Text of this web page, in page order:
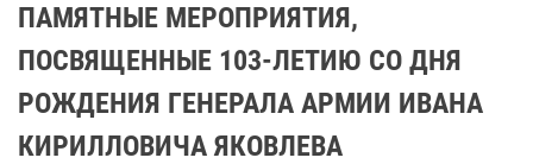
ПАМЯТНЫЕ МЕРОПРИЯТИЯ,
ПОСВЯЩЕННЫЕ 103-ЛЕТИЮ СО ДНЯ
РОЖДЕНИЯ ГЕНЕРАЛА АРМИИ ИВАНА
КИРИЛЛОВИЧА ЯКОВЛЕВА